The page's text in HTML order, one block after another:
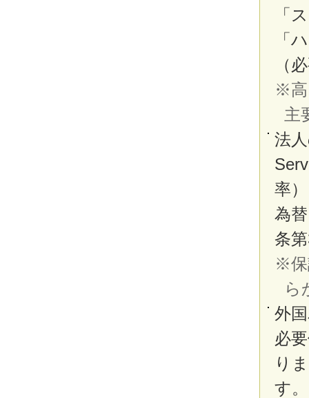
「
「
（
※高
主
法
率
為
条
※保
ら
外
必
り
す